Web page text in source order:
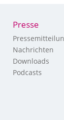
Presse
Nachrichten
Downloads
Podcasts